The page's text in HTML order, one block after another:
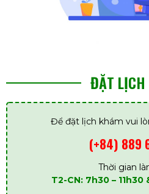
ĐẶT
Để đặt lịch khám vui
(+84) 889
Thời gian
T2-CN: 7h30 – 11h30